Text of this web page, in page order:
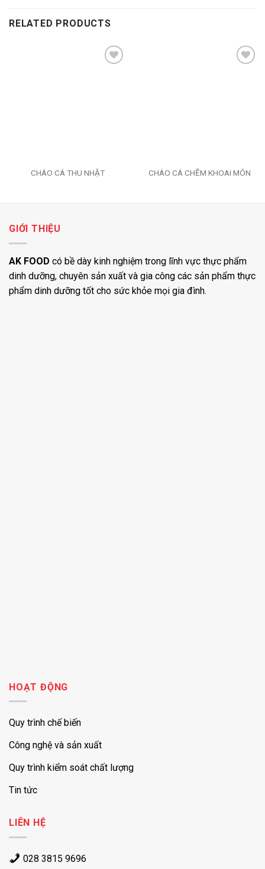
RELATED PRODUCTS
CHÁO CÁ THU NHẬT CHÁO CÁ CHẼM KHOAI MÔN
GIỚI THIỆU
AK FOOD có bề dày kinh nghiệm trong lĩnh vực thực phẩm
dinh dưỡng, chuyên sản xuất và gia công các sản phẩm thực
phẩm dinh dưỡng tốt cho sức khỏe mọi gia đình.
HOẠT ĐỘNG
Quy trình chế biến
Công nghệ và sản xuất
Quy trình kiểm soát chất lượng
Tin tức
LIÊN HỆ
028 3815 9696